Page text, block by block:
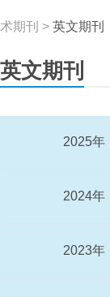
术期刊 > 英文期刊
英文期刊
2025年
2024年
2023年